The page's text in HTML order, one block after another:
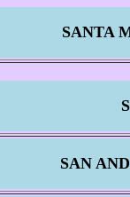
SANTA
SAN